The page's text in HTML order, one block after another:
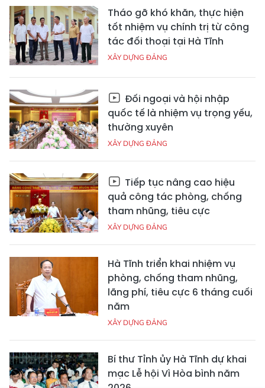
Tháo gỡ khó khăn, thực hiện
tốt nhiệm vụ chính trị từ công
tác đối thoại tại Hà Tĩnh
XÂY DỰNG ĐẢNG
Đối ngoại và hội nhập
quốc tế là nhiệm vụ trọng yếu,
thường xuyên
XÂY DỰNG ĐẢNG
Tiếp tục nâng cao hiệu
quả công tác phòng, chống
tham nhũng, tiêu cực
XÂY DỰNG ĐẢNG
Hà Tĩnh triển khai nhiệm vụ
phòng, chống tham nhũng,
lãng phí, tiêu cực 6 tháng cuối
năm
XÂY DỰNG ĐẢNG
Bí thư Tỉnh ủy Hà Tĩnh dự khai
mạc Lễ hội Vì Hòa bình năm